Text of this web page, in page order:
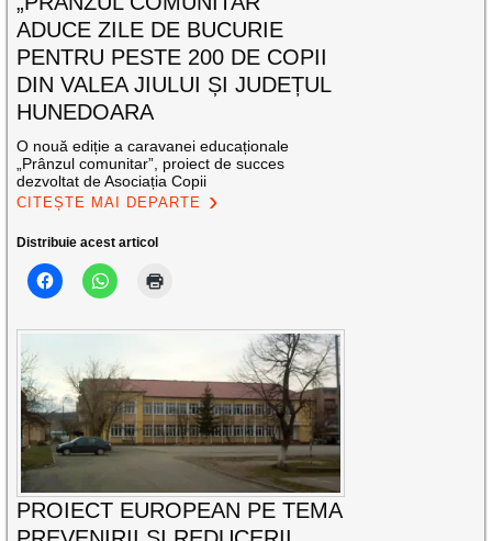
ADUCE ZILE DE BUCURIE
PENTRU PESTE 200 DE COPII
DIN VALEA JIULUI ȘI JUDEȚUL
HUNEDOARA
O nouă ediție a caravanei educaționale
„Prânzul comunitar”, proiect de succes
dezvoltat de Asociația Copii
CITEȘTE MAI DEPARTE
Distribuie acest articol
PROIECT EUROPEAN PE TEMA